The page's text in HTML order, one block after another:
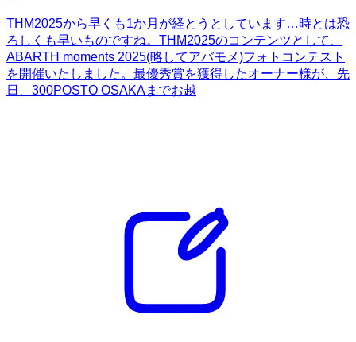
THM2025から早くも1か月が経とうとしています…時とは恐
ろしくも早いものですね。THM2025のコンテンツとして、
ABARTH moments 2025(略してアバモメ)フォトコンテスト
を開催いたしました。最優秀賞を獲得したオーナー様が、先
日、300POSTO OSAKAまでお越